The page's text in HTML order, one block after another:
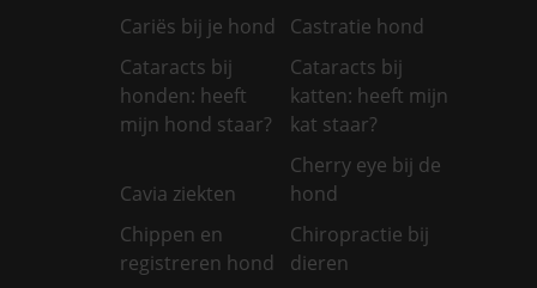
Cariës bij je hond
Castratie hond
Cataracts bij
honden: heeft
mijn hond staar?
Cataracts bij
katten: heeft mijn
kat staar?
Cavia ziekten
Cherry eye bij de
hond
Chippen en
registreren hond
Chiropractie bij
dieren